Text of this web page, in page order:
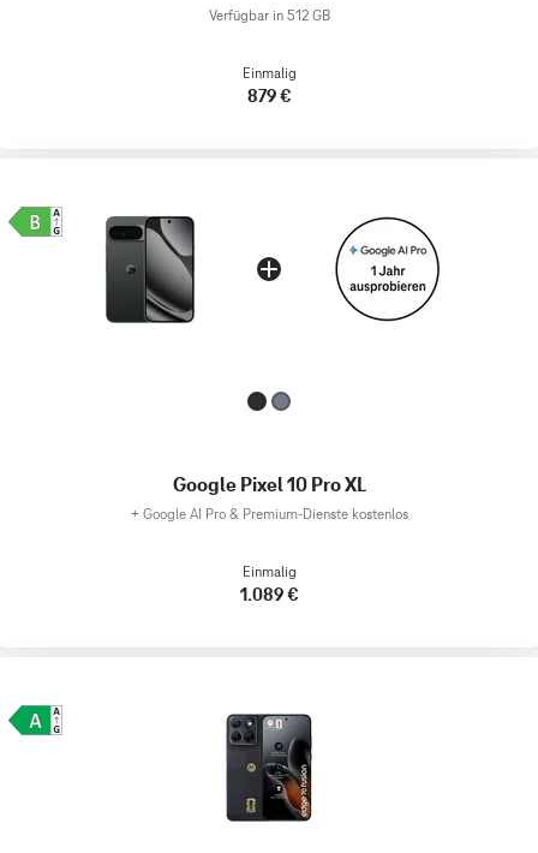
Verfügbar in 512 GB
Einmalig
879 €
Google Pixel 10 Pro XL
+ Google AI Pro & Premium-Dienste kostenlos
Einmalig
1.089 €